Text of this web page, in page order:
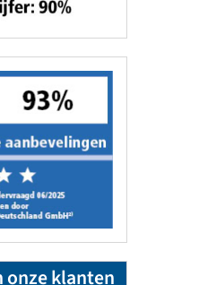
onze klanten